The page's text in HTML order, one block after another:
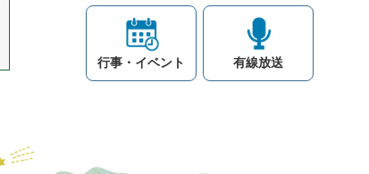
行事・イベント 有線放送